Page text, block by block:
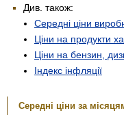
Див. також:
Середні ціни
Ціни на продукти
Ціни на бензин,
Індекс інфляції
Середні ціни за